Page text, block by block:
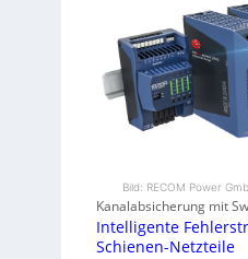
Bild: RECOM Power
Kanalabsicherung mit
Intelligente
Schienen-Netzteile